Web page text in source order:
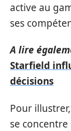
active au
ses
A lire
Starfield
décisions
Pour
se